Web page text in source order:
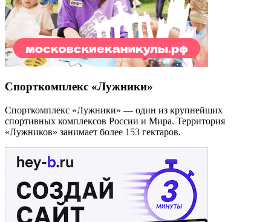
Спорткомплекс «Лужники»
Спорткомплекс «Лужники» — один из крупнейших
спортивных комплексов России и Мира. Территория
«Лужников» занимает более 153 гектаров.